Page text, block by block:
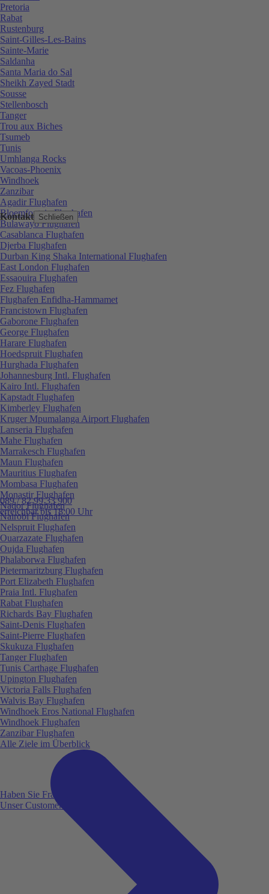
Kontakt Schließen
089 / 82 99 33 900
erreichbar bis 18:00 Uhr
Haben Sie Fragen?
Unser Customer Service ist für Sie da!
Pretoria
Rabat
Rustenburg
Saint-Gilles-Les-Bains
Sainte-Marie
Saldanha
Santa Maria do Sal
Sheikh Zayed Stadt
Sousse
Stellenbosch
Tanger
Trou aux Biches
Tsumeb
Tunis
Umhlanga Rocks
Vacoas-Phoenix
Windhoek
Zanzibar
Agadir Flughafen
Bloemfontein Flughafen
Bulawayo Flughafen
Casablanca Flughafen
Djerba Flughafen
Durban King Shaka International Flughafen
East London Flughafen
Essaouira Flughafen
Fez Flughafen
Flughafen Enfidha-Hammamet
Francistown Flughafen
Gaborone Flughafen
George Flughafen
Harare Flughafen
Hoedspruit Flughafen
Hurghada Flughafen
Johannesburg Intl. Flughafen
Kairo Intl. Flughafen
Kapstadt Flughafen
Kimberley Flughafen
Kruger Mpumalanga Airport Flughafen
Lanseria Flughafen
Mahe Flughafen
Marrakesch Flughafen
Maun Flughafen
Mauritius Flughafen
Mombasa Flughafen
Monastir Flughafen
Nador Flughafen
Nairobi Flughafen
Nelspruit Flughafen
Ouarzazate Flughafen
Oujda Flughafen
Phalaborwa Flughafen
Pietermaritzburg Flughafen
Port Elizabeth Flughafen
Praia Intl. Flughafen
Rabat Flughafen
Richards Bay Flughafen
Saint-Denis Flughafen
Saint-Pierre Flughafen
Skukuza Flughafen
Tanger Flughafen
Tunis Carthage Flughafen
Upington Flughafen
Victoria Falls Flughafen
Walvis Bay Flughafen
Windhoek Eros National Flughafen
Windhoek Flughafen
Zanzibar Flughafen
Alle Ziele im Überblick